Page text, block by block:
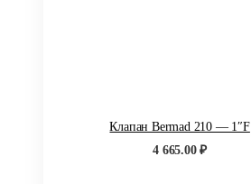
Клапан Bermad 210 — 1″F
4 665.00₽